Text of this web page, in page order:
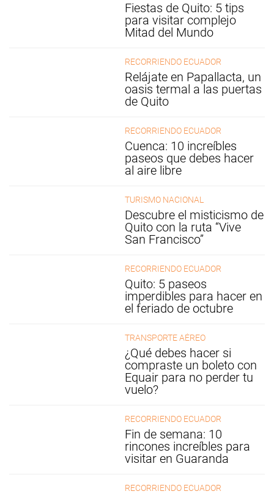
Fiestas de Quito: 5 tips
para visitar complejo
Mitad del Mundo
RECORRIENDO ECUADOR
Relájate en Papallacta, un
oasis termal a las puertas
de Quito
RECORRIENDO ECUADOR
Cuenca: 10 increíbles
paseos que debes hacer
al aire libre
TURISMO NACIONAL
Descubre el misticismo de
Quito con la ruta “Vive
San Francisco”
RECORRIENDO ECUADOR
Quito: 5 paseos
imperdibles para hacer en
el feriado de octubre
TRANSPORTE AÉREO
¿Qué debes hacer si
compraste un boleto con
Equair para no perder tu
vuelo?
RECORRIENDO ECUADOR
Fin de semana: 10
rincones increíbles para
visitar en Guaranda
RECORRIENDO ECUADOR